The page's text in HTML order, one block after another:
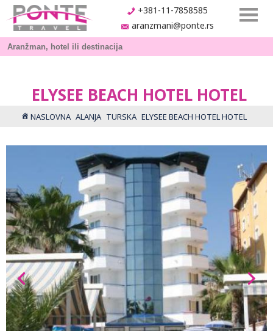
+381-11-7858585
aranzmani@ponte.rs
ELYSEE BEACH HOTEL HOTEL
NASLOVNA ALANJA TURSKA ELYSEE BEACH HOTEL HOTEL